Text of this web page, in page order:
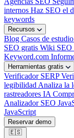
internos Haz SEO el
keywords
Recursos
Blog Casos de estudio
SEO gratis Wiki SEO
Keyword.com
Herramientas gratis
Verificador SERP
legibilidad Analiza la
rastreadores IA
Analizador SEO
JavaScript
Reservar demo
🇪🇸